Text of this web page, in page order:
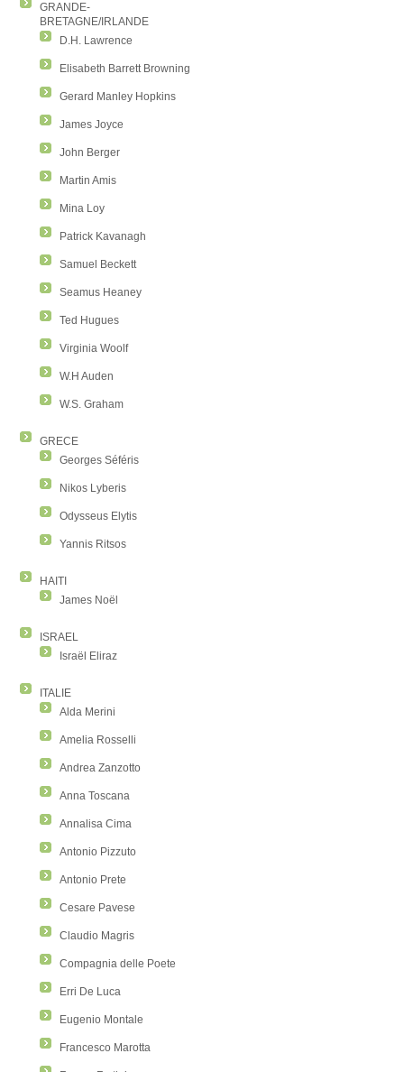
GRANDE-
BRETAGNE/IRLANDE
D.H. Lawrence
Elisabeth Barrett Browning
Gerard Manley Hopkins
James Joyce
John Berger
Martin Amis
Mina Loy
Patrick Kavanagh
Samuel Beckett
Seamus Heaney
Ted Hugues
Virginia Woolf
W.H Auden
W.S. Graham
GRECE
Georges Séféris
Nikos Lyberis
Odysseus Elytis
Yannis Ritsos
HAITI
James Noël
ISRAEL
Israël Eliraz
ITALIE
Alda Merini
Amelia Rosselli
Andrea Zanzotto
Anna Toscana
Annalisa Cima
Antonio Pizzuto
Antonio Prete
Cesare Pavese
Claudio Magris
Compagnia delle Poete
Erri De Luca
Eugenio Montale
Francesco Marotta